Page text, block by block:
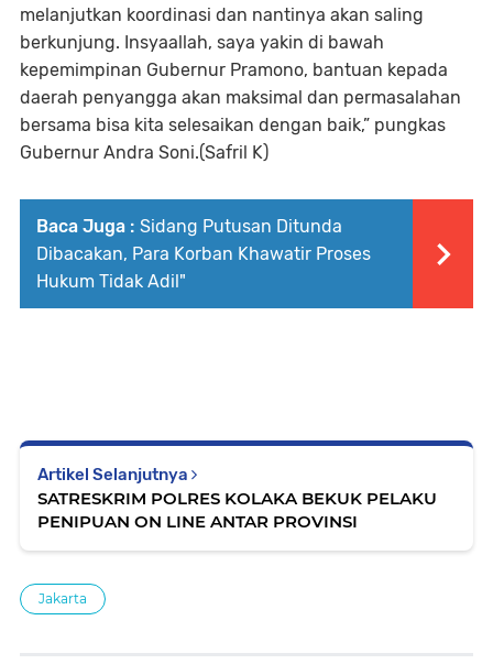
melanjutkan koordinasi dan nantinya akan saling
berkunjung. Insyaallah, saya yakin di bawah
kepemimpinan Gubernur Pramono, bantuan kepada
daerah penyangga akan maksimal dan permasalahan
bersama bisa kita selesaikan dengan baik,” pungkas
Gubernur Andra Soni.(Safril K)
Baca Juga : Sidang Putusan Ditunda
Dibacakan, Para Korban Khawatir Proses
Hukum Tidak Adil"
Artikel Selanjutnya
SATRESKRIM POLRES KOLAKA BEKUK PELAKU
PENIPUAN ON LINE ANTAR PROVINSI
Jakarta